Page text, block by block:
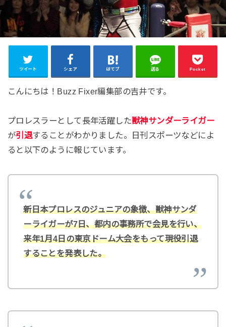
ツイート シェア はてブ 送る Pocket
こんにちは！Buzz Fixer編集部の吉井です。
プロレスラーとして長年活躍した獣神サンダーライガー
が引退することがわかりました。日刊スポーツなどによ
ると以下のように報じています。
新日本プロレスのジュニアの象徴、獣神サンダ
ーライガーが7日、都内の事務所で会見を行い、
来年1月4日の東京ドーム大会をもって現役引退
することを発表した。